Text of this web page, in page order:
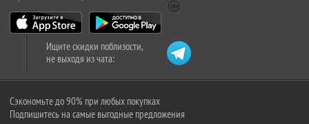
Ищите скидки поблизости,
не выходя из чата:
Сэкономьте до 90% при любых покупках
Подпишитесь на самые выгодные предложения